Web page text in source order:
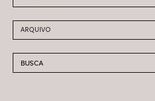
ARQUIVO
Pesquisar por: